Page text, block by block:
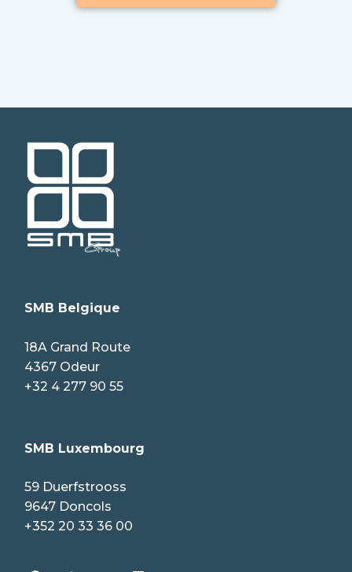
SMB Belgique
18A Grand Route
4367 Odeur
+32 4 277 90 55
SMB Luxembourg
59 Duerfstrooss
9647 Doncols
+352 20 33 36 00